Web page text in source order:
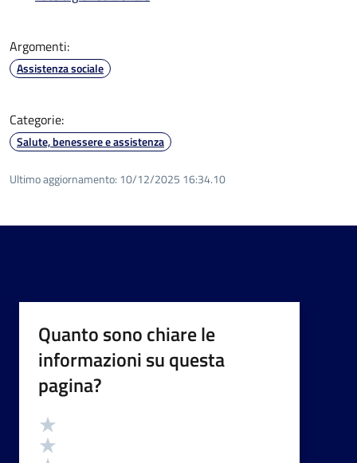
Argomenti:
Assistenza sociale
Categorie:
Salute, benessere e assistenza
Ultimo aggiornamento: 10/12/2025 16:34.10
Quanto sono chiare le
informazioni su questa
pagina?
Valutazione